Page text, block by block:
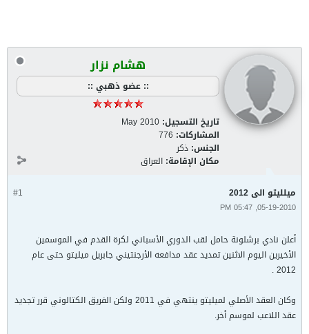
هشام نزار
:: عضو ذهبي ::
تاريخ التسجيل: May 2010
المشاركات: 776
الجنس: ذكر
مكان الإقامة: العراق
#1 ميلليتو الى 2012
05-19-2010, 05:47 PM
أعلن نادي برشلونة حامل لقب الدوري الأسباني لكرة القدم في الموسمين
الأخيرين اليوم الاثنين تمديد عقد مدافعه الأرجنتيني جابريل ميليتو حتى عام
2012 .
وكان العقد الأصلي لميليتو ينتهي في 2011 ولكن الفريق الكتالوني قرر تجديد
عقد اللاعب لموسم أخر.